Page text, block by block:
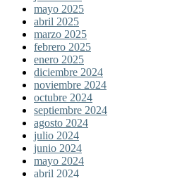
mayo 2025
abril 2025
marzo 2025
febrero 2025
enero 2025
diciembre 2024
noviembre 2024
octubre 2024
septiembre 2024
agosto 2024
julio 2024
junio 2024
mayo 2024
abril 2024